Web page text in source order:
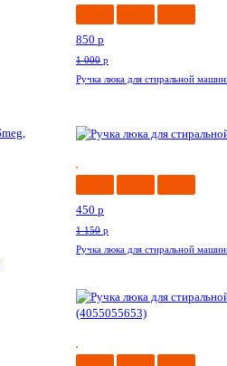
850 p
1 000 p
Ручка люка для стиральной
450 p
1 150 p
Ручка люка для стиральной